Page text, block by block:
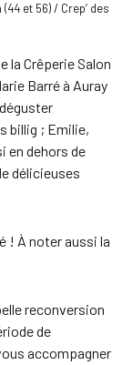
et 56)/ Crep’ des
la Crêperie Salon
Barré à Auray
billig ; Emilie,
en dehors de
délicieuses
! À noter aussi la
reconversion
de
accompagner